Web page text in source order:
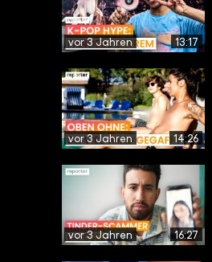
vor 3 Jahren 13:17
vor 3 Jahren 14:26
vor 3 Jahren 16:27